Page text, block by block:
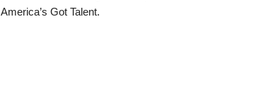
America’s Got Talent.